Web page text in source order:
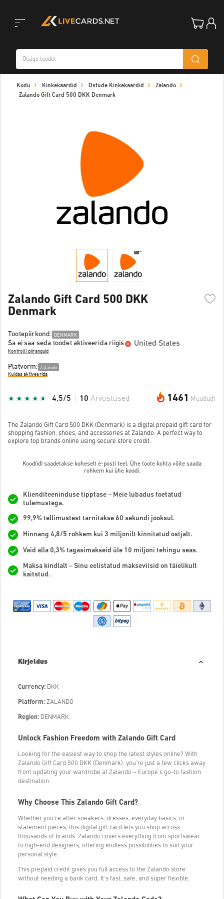
navigation
Kodu Kinkekaardid Ostude Kinkekaardid
Zalando
Zalando Gift Card 500 DKK Denmark
Zalando Gift Card 500 DKK
Denmark
Tootepiirkond: DENMARK
Sa ei saa seda toodet aktiveerida riigis United States
Kontrolli piiranguid
Platvorm: Zalando
Kuidas aktiveerida
1461 Müüdud!
4,5/5 10 Arvustused
The Zalando Gift Card 500 DKK (Denmark) is a digital prepaid gift card for
shopping fashion, shoes, and accessories at Zalando. A perfect way to
explore top brands online using secure store credit.
Kood(id) saadetakse koheselt e-posti teel. Ühe toote kohta võite saada
rohkem kui ühe koodi.
Klienditeeninduse tipptase – Meie lubadus toetatud
tulemustega.
99,9% tellimustest tarnitakse 60 sekundi jooksul.
Hinnang 4,8/5 rohkem kui 3 miljonilt kinnitatud ostjalt.
Vaid alla 0,3% tagasimakseid üle 10 miljoni tehingu seas.
Maksa kindlalt – Sinu eelistatud makseviisid on täielikult
kaitstud.
Kirjeldus
Currency: DKK
Platform: ZALANDO
Region: DENMARK
Unlock Fashion Freedom with Zalando Gift Card
Looking for the easiest way to shop the latest styles online? With
Zalando Gift Card 500 DKK (Denmark), you're just a few clicks away
from updating your wardrobe at Zalando – Europe’s go-to fashion
destination.
Why Choose This Zalando Gift Card?
Whether you’re after sneakers, dresses, everyday basics, or
statement pieces, this digital gift card lets you shop across
thousands of brands. Zalando covers everything from sportswear
to high-end designers, offering endless possibilities to suit your
personal style.
This prepaid credit gives you full access to the Zalando store
without needing a bank card. It's fast, safe, and super flexible.